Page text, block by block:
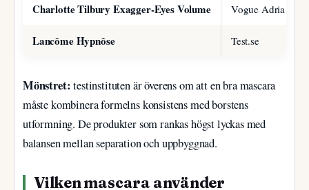
Charlotte Tilbury Exagger-Eyes Volume Vogue Adria
Lancôme Hypnôse Test.se
Mönstret: testinstituten är överens om att en bra mascara
måste kombinera formelns konsistens med borstens
utformning. De produkter som rankas högst lyckas med
balansen mellan separation och uppbyggnad.
Vilken mascara använder